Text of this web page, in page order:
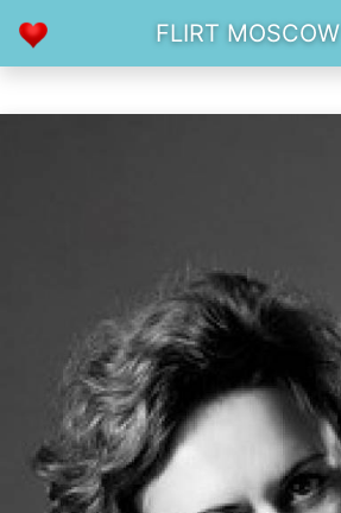
FLIRT MOSCOW